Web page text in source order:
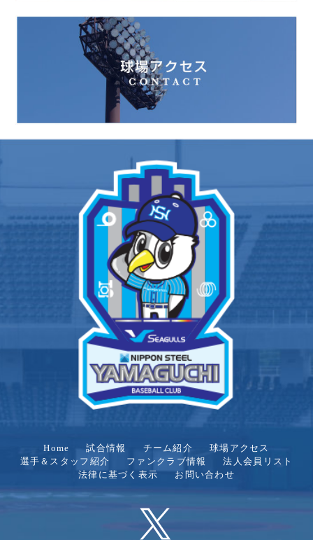
Home 試合情報 チーム紹介
球場アクセス
選手＆スタッフ紹介
ファンクラブ情報
法人会員リスト
法律に基づく表示
お問い合わせ